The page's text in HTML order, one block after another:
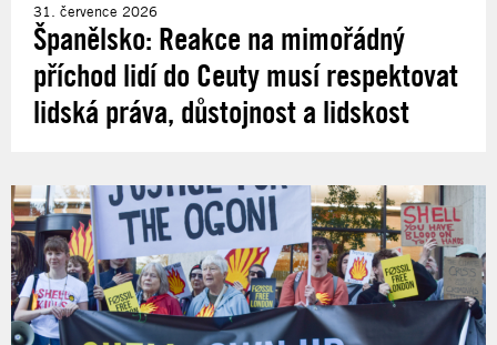
31. července 2026
Španělsko: Reakce na mimořádný
příchod lidí do Ceuty musí respektovat
lidská práva, důstojnost a lidskost